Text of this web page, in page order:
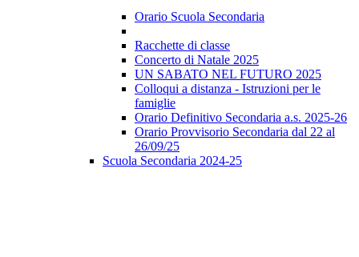
Orario Scuola Secondaria
Racchette di classe
Concerto di Natale 2025
UN SABATO NEL FUTURO 2025
Colloqui a distanza - Istruzioni per le
famiglie
Orario Definitivo Secondaria a.s. 2025-26
Orario Provvisorio Secondaria dal 22 al
26/09/25
Scuola Secondaria 2024-25